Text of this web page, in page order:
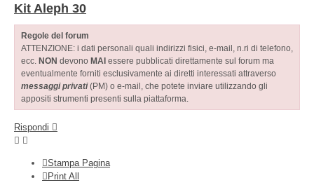
Kit Aleph 30
Regole del forum
ATTENZIONE: i dati personali quali indirizzi fisici, e-mail, n.ri di telefono,
ecc. NON devono MAI essere pubblicati direttamente sul forum ma
eventualmente forniti esclusivamente ai diretti interessati attraverso
messaggi privati(PM) o e-mail, che potete inviare utilizzando gli
appositi strumenti presenti sulla piattaforma.
Rispondi
Stampa Pagina
Print All